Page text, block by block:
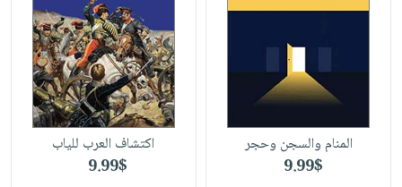
المنام والسجن وحجر
9.99$
اكتشاف العرب للياب
9.99$